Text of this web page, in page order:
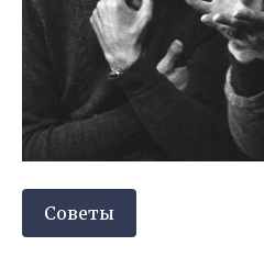
Советы